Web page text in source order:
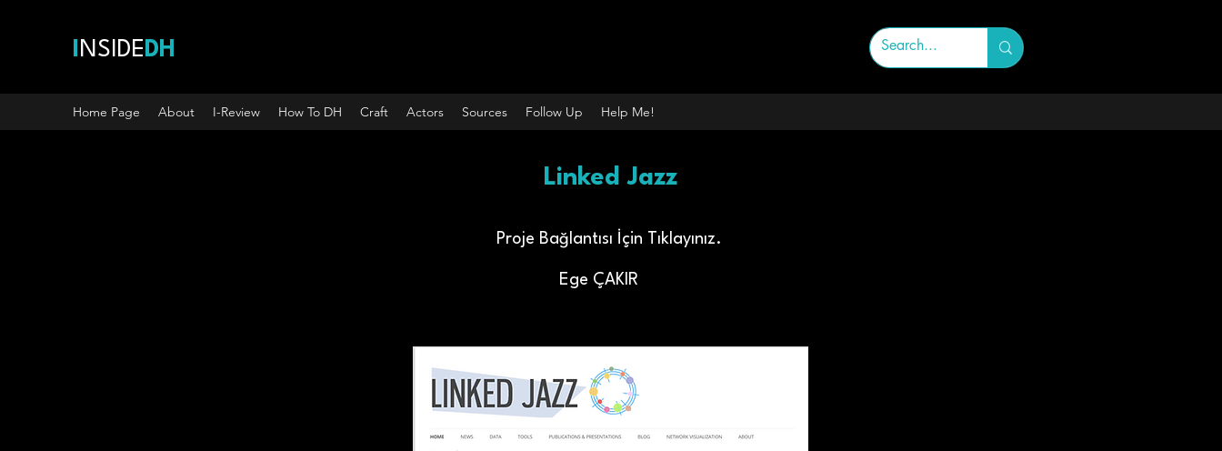
NSIDE DH
Home Page About I-Review How To DH Craft Actors Sources Follow Up Help Me!
Linked Jazz
Proje Bağlantısı İçin Tıklayınız.
Ege ÇAKIR